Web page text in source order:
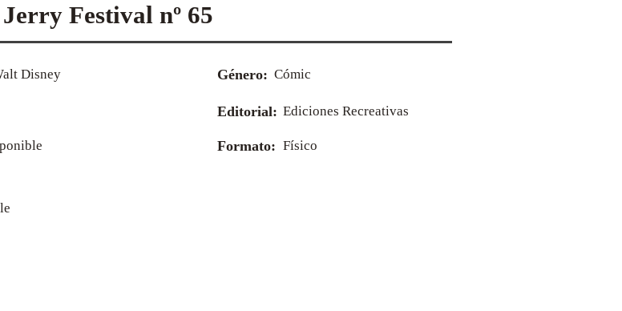
Festival nº 65
Disney Género: Cómic
Editorial: Ediciones Recreativas
Formato: Físico